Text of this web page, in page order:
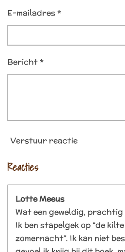
E-mailadres *
Bericht *
Verstuur reactie
Reacties
Lotte Meeus
Wat een geweldig,
Ik ben stapelgek op “de
zomernacht”. Ik kan niet